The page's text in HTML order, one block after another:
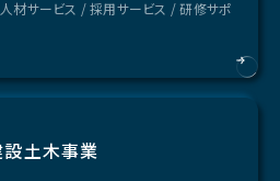
材サービス / 採用サービス / 研修サポ
土木事業